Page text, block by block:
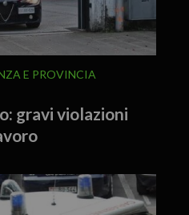
E PROVINCIA
gravi violazioni